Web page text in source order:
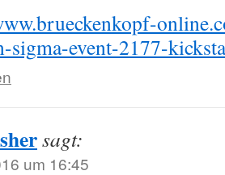
sigma-event-2177-
sagt:
um 16:45